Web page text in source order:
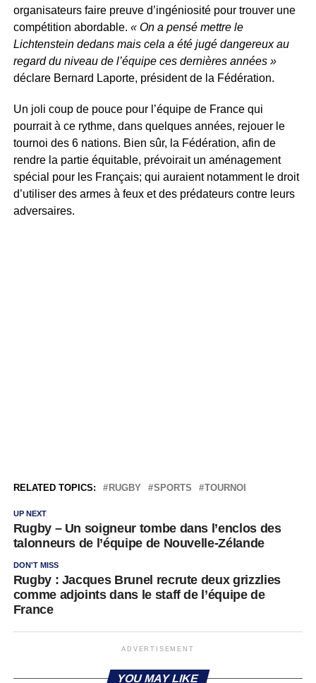
organisateurs faire preuve d’ingéniosité pour trouver une
compétition abordable. « On a pensé mettre le
Lichtenstein dedans mais cela a été jugé dangereux au
regard du niveau de l’équipe ces dernières années »
déclare Bernard Laporte, président de la Fédération.
Un joli coup de pouce pour l’équipe de France qui
pourrait à ce rythme, dans quelques années, rejouer le
tournoi des 6 nations. Bien sûr, la Fédération, afin de
rendre la partie équitable, prévoirait un aménagement
spécial pour les Français; qui auraient notamment le droit
d’utiliser des armes à feux et des prédateurs contre leurs
adversaires.
RELATED TOPICS: RUGBY SPORTS TOURNOI
UP NEXT
Rugby – Un soigneur tombe dans l’enclos des
talonneurs de l’équipe de Nouvelle-Zélande
DON'T MISS
Rugby : Jacques Brunel recrute deux grizzlies
comme adjoints dans le staff de l’équipe de
France
ADVERTISEMENT
YOU MAY LIKE